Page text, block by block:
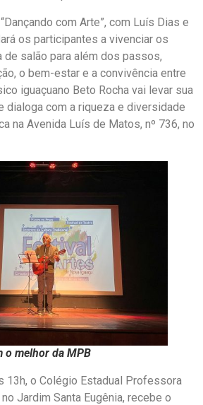
com Arte”, com Luís Dias e
os participantes a vivenciar os
de salão para além dos passos,
o bem-estar e a convivência entre
iguaçuano Beto Rocha vai levar sua
dialoga com a riqueza e diversidade
na Avenida Luís de Matos, nº 736, no
o melhor da MPB
13h, o Colégio Estadual Professora
Jardim Santa Eugênia, recebe o